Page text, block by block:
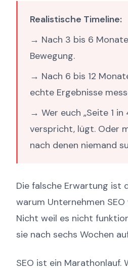
Realistische Timeline:
→ Nach 3 bis 6
Bewegung.
→ Nach 6 bis 12
echte Ergebnisse
→ Wer euch „Seite 1 in
verspricht, lügt. Oder
nach denen niemand
Die falsche Erwartung ist
warum Unternehmen
Nicht weil es nicht
sie nach sechs Wochen
SEO ist ein Marathonlauf.